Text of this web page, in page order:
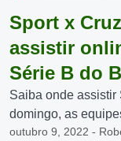
Sport x
assistir
Série B do
Saiba onde assistir
domingo, as
outubro 9, 2022 -